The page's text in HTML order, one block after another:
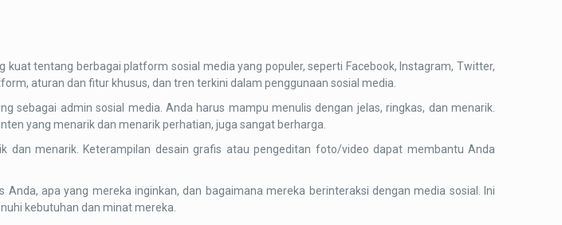
tentang berbagai platform sosial media yang populer, seperti Facebook, Instagram, Twitter,
aturan dan fitur khusus, dan tren terkini dalam penggunaan sosial media.
sebagai admin sosial media. Anda harus mampu menulis dengan jelas, ringkas, dan menarik.
yang menarik dan menarik perhatian, juga sangat berharga.
dan menarik. Keterampilan desain grafis atau pengeditan foto/video dapat membantu Anda
apa yang mereka inginkan, dan bagaimana mereka berinteraksi dengan media sosial. Ini
kebutuhan dan minat mereka.